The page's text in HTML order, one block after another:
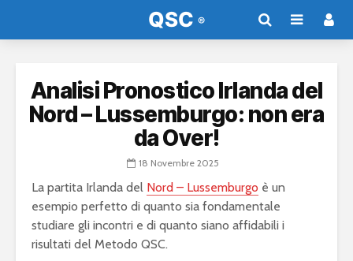
Analisi Pronostico Irlanda del
Nord – Lussemburgo: non era
da Over!
18 Novembre 2025
La partita Irlanda del Nord – Lussemburgo è un
esempio perfetto di quanto sia fondamentale
studiare gli incontri e di quanto siano affidabili i
risultati del Metodo QSC.